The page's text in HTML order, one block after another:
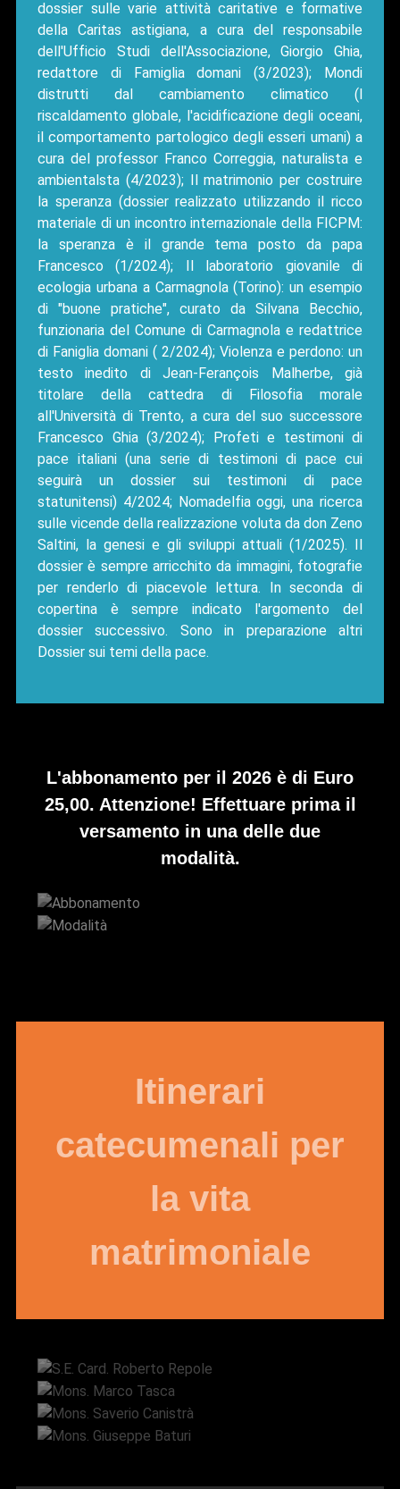
dossier sulle varie attività caritative e formative
della Caritas astigiana, a cura del responsabile
dell'Ufficio Studi dell'Associazione, Giorgio Ghia,
redattore di Famiglia domani (3/2023); Mondi
distrutti dal cambiamento climatico (l
riscaldamento globale, l'acidificazione degli oceani,
il comportamento partologico degli esseri umani) a
cura del professor Franco Correggia, naturalista e
ambientalsta (4/2023); Il matrimonio per costruire
la speranza (dossier realizzato utilizzando il ricco
materiale di un incontro internazionale della FICPM:
la speranza è il grande tema posto da papa
Francesco (1/2024); Il laboratorio giovanile di
ecologia urbana a Carmagnola (Torino): un esempio
di "buone pratiche", curato da Silvana Becchio,
funzionaria del Comune di Carmagnola e redattrice
di Faniglia domani ( 2/2024); Violenza e perdono: un
testo inedito di Jean-Ferançois Malherbe, già
titolare della cattedra di Filosofia morale
all'Università di Trento, a cura del suo successore
Francesco Ghia (3/2024); Profeti e testimoni di
pace italiani (una serie di testimoni di pace cui
seguirà un dossier sui testimoni di pace
statunitensi) 4/2024; Nomadelfia oggi, una ricerca
sulle vicende della realizzazione voluta da don Zeno
Saltini, la genesi e gli sviluppi attuali (1/2025). Il
dossier è sempre arricchito da immagini, fotografie
per renderlo di piacevole lettura. In seconda di
copertina è sempre indicato l'argomento del
dossier successivo. Sono in preparazione altri
Dossier sui temi della pace.
L'abbonamento per il 2026 è di Euro
25,00. Attenzione! Effettuare prima il
versamento in una delle due
modalità.
Itinerari
catecumenali per
la vita
matrimoniale
Mons. Marco Tasca
Mons. Saverio Canistrà
Mons. Giuseppe Baturi